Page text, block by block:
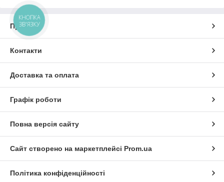
Про нас
Контакти
Доставка та оплата
Графік роботи
Повна версія сайту
Сайт створено на маркетплейсі Prom.ua
Політика конфіденційності
КНОПКА
ЗВ'ЯЗКУ